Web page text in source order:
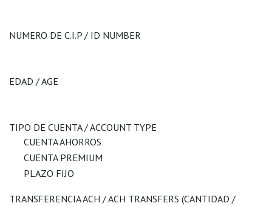
NUMERO DE C.I.P / ID NUMBER
EDAD / AGE
TIPO DE CUENTA / ACCOUNT TYPE
CUENTA AHORROS
CUENTA PREMIUM
PLAZO FIJO
TRANSFERENCIA ACH / ACH TRANSFERS (CANTIDAD /